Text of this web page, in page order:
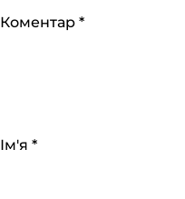
Коментар *
Ім'я *